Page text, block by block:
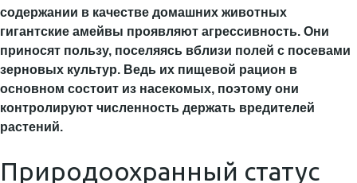
содержании в качестве домашних животных
гигантские амейвы проявляют агрессивность. Они
приносят пользу, поселяясь вблизи полей с посевами
зерновых культур. Ведь их пищевой рацион в
основном состоит из насекомых, поэтому они
контролируют численность держать вредителей
растений.
Природоохранный статус